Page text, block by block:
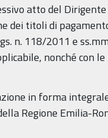
atto del
dei titoli di
n. 118/2011 e
nonché con
in forma
Regione Emilia-